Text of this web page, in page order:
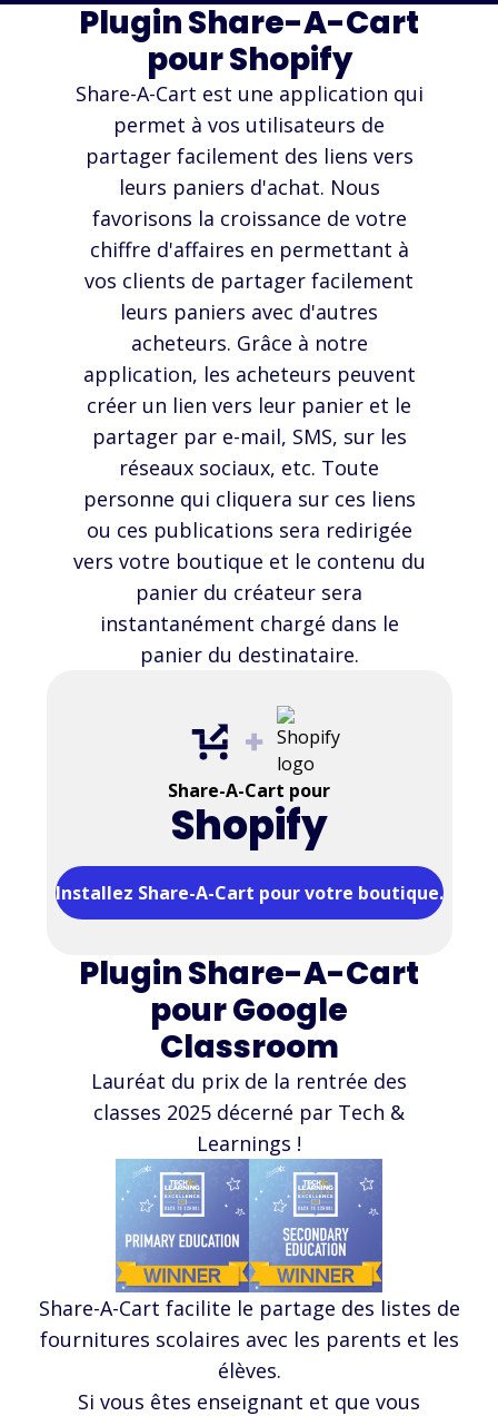
Plugin Share-A-Cart
pour Shopify
Share-A-Cart est une application qui
permet à vos utilisateurs de
partager facilement des liens vers
leurs paniers d'achat. Nous
favorisons la croissance de votre
chiffre d'affaires en permettant à
vos clients de partager facilement
leurs paniers avec d'autres
acheteurs. Grâce à notre
application, les acheteurs peuvent
créer un lien vers leur panier et le
partager par e-mail, SMS, sur les
réseaux sociaux, etc. Toute
personne qui cliquera sur ces liens
ou ces publications sera redirigée
vers votre boutique et le contenu du
panier du créateur sera
instantanément chargé dans le
panier du destinataire.
Share-A-Cart pour
Shopify
Installez Share-A-Cart pour votre boutique.
Plugin Share-A-Cart
pour Google
Classroom
Lauréat du prix de la rentrée des
classes 2025 décerné par Tech &
Learnings !
Share-A-Cart facilite le partage des listes de
fournitures scolaires avec les parents et les
élèves.
Si vous êtes enseignant et que vous